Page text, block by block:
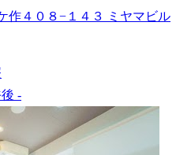
作４０８−１４３ ミヤマビル
-